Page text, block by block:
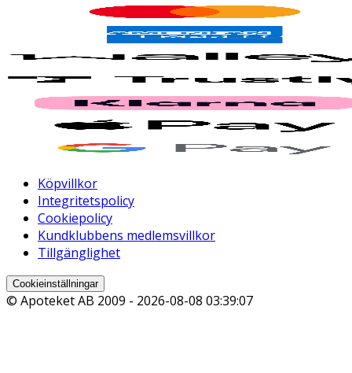
Köpvillkor
Integritetspolicy
Cookiepolicy
Kundklubbens medlemsvillkor
Tillgänglighet
Cookieinställningar
© Apoteket AB 2009 - 2026-08-08 03:39:07